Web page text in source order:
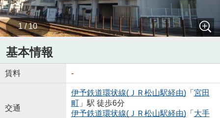
1 / 10
基本情報
賃料 -
交通
伊予鉄道環状線(ＪＲ松山駅経由)「 宮田
町」駅 徒歩6分
伊予鉄道環状線(ＪＲ松山駅経由)「 大手